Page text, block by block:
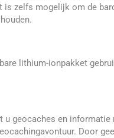
is zelfs mogelijk om de
lithium-ionpakket
u geocaches en
Door